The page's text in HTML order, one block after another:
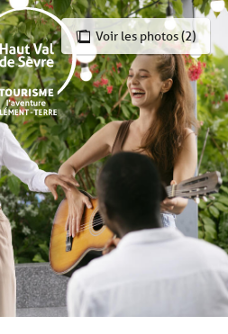
Voir les photos (2)